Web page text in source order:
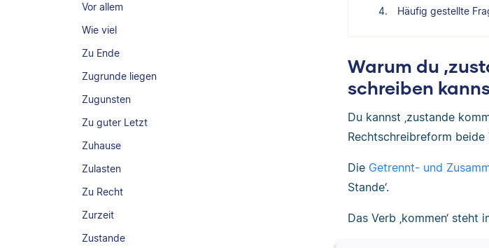
Vor allem
Wie viel
Zu Ende
Zugrunde liegen
Zugunsten
Zu guter Letzt
Zuhause
Zulasten
Zu Recht
Zurzeit
Zustande
Häufig gestellte
Warum du
schreiben
Du kannst ‚zustande
Rechtschreibreform
Die Getrennt- und
Stande‘.
Das Verb ‚kommen‘ steht